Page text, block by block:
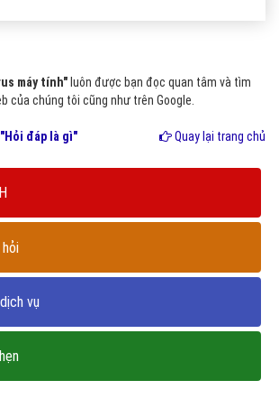
máy tính" luôn được bạn đọc quan tâm và tìm
của chúng tôi cũng như trên Google.
"Hỏi đáp là gì" Quay lại trang chủ
vụ